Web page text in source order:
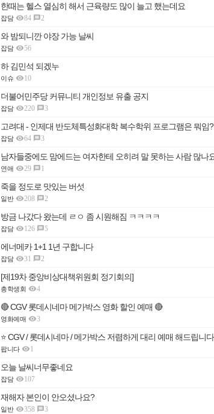
한때는 헬스 열심히 해서 근육량도 많이 늘고 했는데요
잡담 84 2
와 밤되니깐 야장 가능 날씨
잡담 56
하 김민석 되겠누
이슈 10
더불어민주당 커뮤니티 개인정보 유출 공지
잡담 220 3
고려대 - 인제대 반도체특성화대학 복수학위 프로그램은 뭐임?
잡담 64 3
남자들중에도 맘에드는 여자한테 오히려 말 못하는 사람 많나
연애 29 1
죽을 정도로 맛있는 버섯
일반 208 2
방금 나갔다 왔는데 ㄹㅇ 좀 시원해짐 ㅋㅋㅋㅋ
잡담 126 5
에너메카 1+1 1년 구합니다
잡담 31 2
[제19차 중앙비상대책위원회 정기회의]
총학생회 4
🔴 CGV 롯데시네마 메가박스 영화 할인 예매 🔴
영화예매 3
⭐️ CGV / 롯데시네마 / 메가박스 저렴하게 대리 예매 해드립니다
팝니다 1
오늘 날씨너무좋네요
잡담 107
재해자 본인이 안오셨나요?
일반 358 3